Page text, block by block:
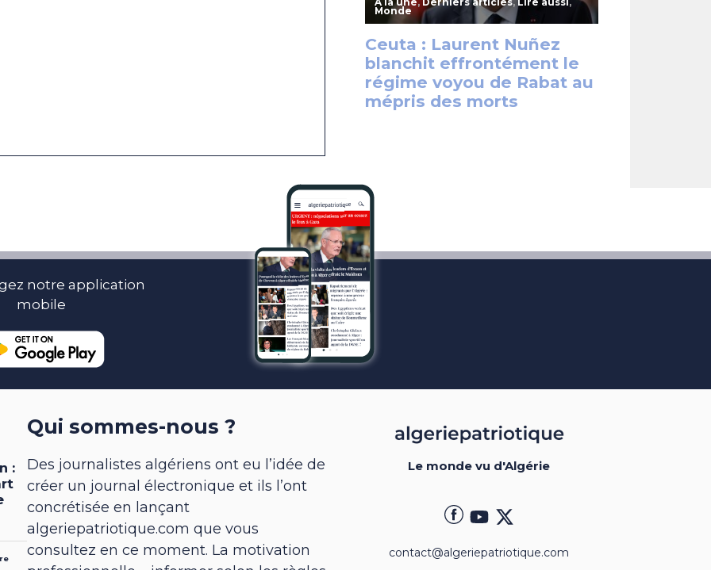
notre application
mobile
Qui sommes-nous ?
Des journalistes algériens ont eu l’idée de
créer un journal électronique et ils l’ont
concrétisée en lançant
algeriepatriotique.com que vous
consultez en ce moment. La motivation
Le monde vu d'Algérie
contact@algeriepatriotique.com